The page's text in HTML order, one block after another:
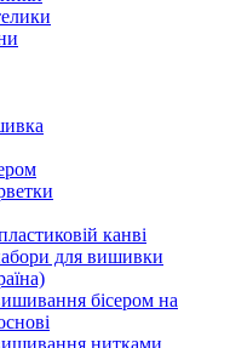
канві
для вишивки
бісером на
нитками